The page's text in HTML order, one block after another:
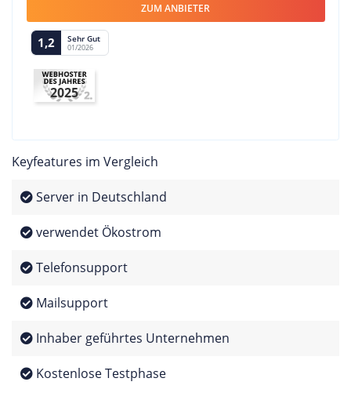
ZUM ANBIETER
1,2 Sehr Gut
01/2026
2025
Keyfeatures im Vergleich
Server in Deutschland
verwendet Ökostrom
Telefonsupport
Mailsupport
Inhaber geführtes Unternehmen
Kostenlose Testphase